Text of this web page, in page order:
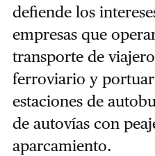
defiende los
empresas que
transporte de
ferroviario y
estaciones de
de autovías con
aparcamiento.